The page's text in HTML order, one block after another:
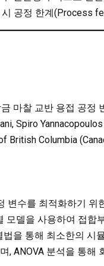
공정 한계(Process
마찰 교반 용접 공정
Spiro Yannacopoulos
British Columbia
변수를 최적화하기 위
모델을 사용하여 접합
을 통해 최소한의 시
, ANOVA 분석을 통해